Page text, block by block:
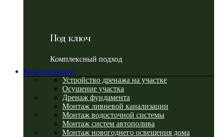
Под ключ
Комплексный подход
Коммуникации
Устройство дренажа на участке
Осушение участка
Дренаж фундамента
Монтаж ливневой канализации
Монтаж водосточной системы
Монтаж систем автополива
Монтаж новогоднего освещения дома